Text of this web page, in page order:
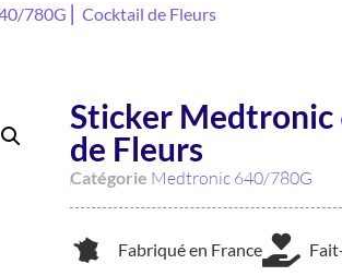
780G ⎜ Cocktail de Fleurs
Sticker Medtronic
de Fleurs
Catégorie Medtronic 640/780G
Fabriqué en France